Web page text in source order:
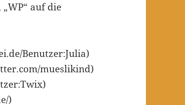
auf die
Benutzer:Julia)
mueslikind)
)